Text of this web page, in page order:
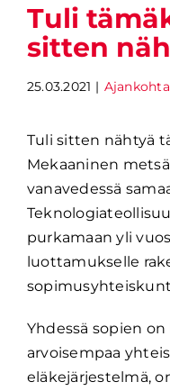
Tuli
sitten
25.03.2021 |
Tuli sitten nähtyä
Mekaaninen
vanavedessä
purkamaan yli
luottamukselle
Yhdessä sopien
arvoisempaa
eläkejärjestelmä,